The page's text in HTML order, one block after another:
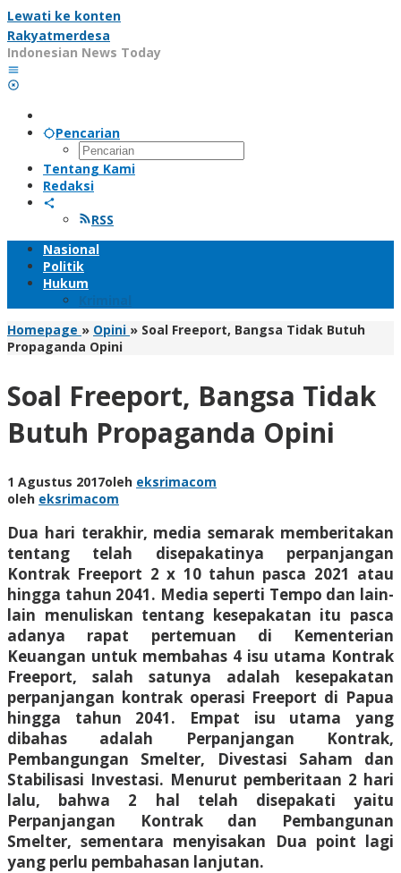
Lewati ke konten
Rakyatmerdesa
Indonesian News Today
Pencarian
Tentang Kami
Redaksi
RSS
Nasional
Politik
Hukum
Kriminal
Homepage » Opini » Soal Freeport, Bangsa Tidak Butuh
Propaganda Opini
Soal Freeport, Bangsa Tidak
Butuh Propaganda Opini
1 Agustus 2017oleh eksrimacom
oleh eksrimacom
Dua hari terakhir, media semarak memberitakan
tentang telah disepakatinya perpanjangan
Kontrak Freeport 2 x 10 tahun pasca 2021 atau
hingga tahun 2041. Media seperti Tempo dan lain-
lain menuliskan tentang kesepakatan itu pasca
adanya rapat pertemuan di Kementerian
Keuangan untuk membahas 4 isu utama Kontrak
Freeport, salah satunya adalah kesepakatan
perpanjangan kontrak operasi Freeport di Papua
hingga tahun 2041. Empat isu utama yang
dibahas adalah Perpanjangan Kontrak,
Pembangungan Smelter, Divestasi Saham dan
Stabilisasi Investasi. Menurut pemberitaan 2 hari
lalu, bahwa 2 hal telah disepakati yaitu
Perpanjangan Kontrak dan Pembangunan
Smelter, sementara menyisakan Dua point lagi
yang perlu pembahasan lanjutan.